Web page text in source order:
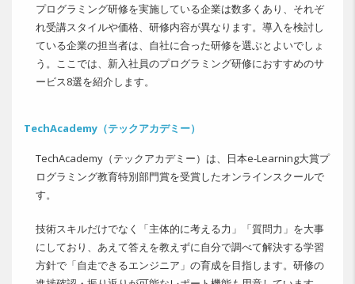
プログラミング研修を実施している企業は数多くあり、それぞ
れ受講スタイルや価格、研修内容が異なります。導入を検討し
ている企業の担当者は、自社に合った研修を選ぶとよいでしょ
う。ここでは、新入社員のプログラミング研修におすすめのサ
ービス8選を紹介します。
TechAcademy（テックアカデミー）
TechAcademy（テックアカデミー）は、日本e-Learning大賞プ
ログラミング教育特別部門賞を受賞したオンラインスクールで
す。
技術スキルだけでなく「主体的に考える力」「質問力」を大事
にしており、あえて答えを教えずに自分で調べて解決する学習
方針で「自走できるエンジニア」の育成を目指します。研修の